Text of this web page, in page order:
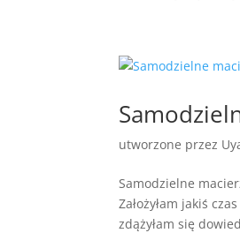
utworzone przez
Samodzielne
Założyłam jakiś
zdążyłam się